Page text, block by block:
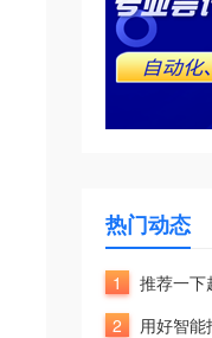
热门动态
1
推荐一下
2
用好智